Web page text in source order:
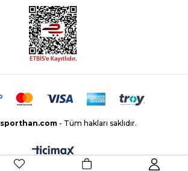
sporthan.com- Tüm hakları saklıdır.